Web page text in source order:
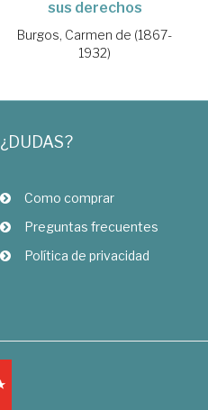
sus derechos
Burgos, Carmen de (1867-
1932)
¿DUDAS?
Como comprar
Preguntas frecuentes
Política de privacidad